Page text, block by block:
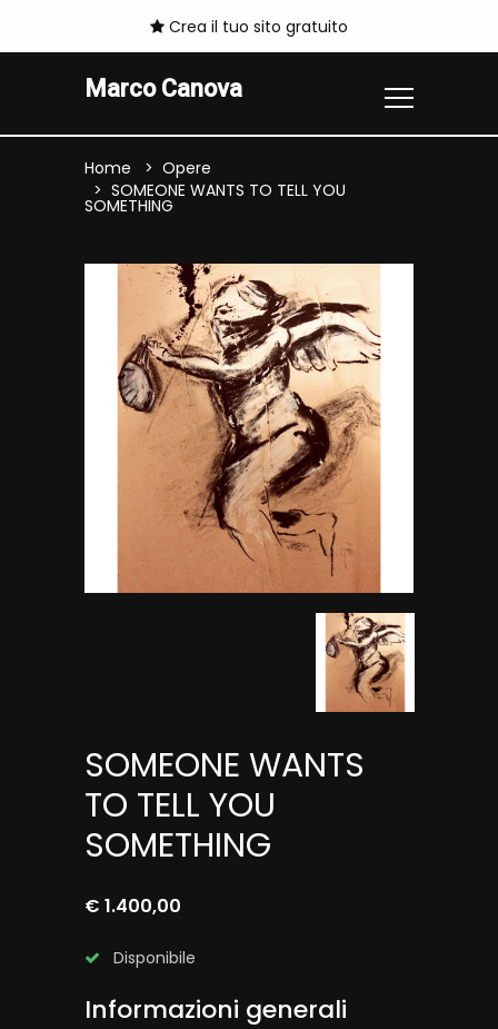
Crea il tuo sito gratuito
Marco Canova
Home
Opere
SOMEONE WANTS TO TELL YOU
SOMETHING
SOMEONE WANTS
TO TELL YOU
SOMETHING
€ 1.400,00
Disponibile
Informazioni generali